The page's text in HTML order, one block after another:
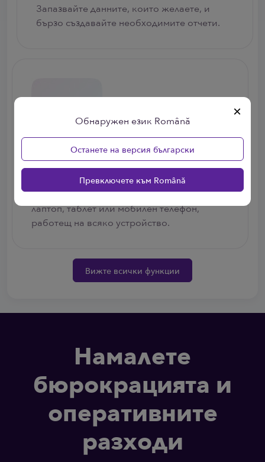
Запазвайте данните, които желаете, и
бързо създавайте необходимите отчети.
Управление от навсякъде
Достъп до профила си от всеки компютър,
лаптоп, таблет или мобилен телефон,
работещ на всяко устройство.
Вижте всички функции
Намалете
бюрокрацията и
оперативните
разходи
×
Обнаружен език Română
Останете на версия български
Превключете към Română